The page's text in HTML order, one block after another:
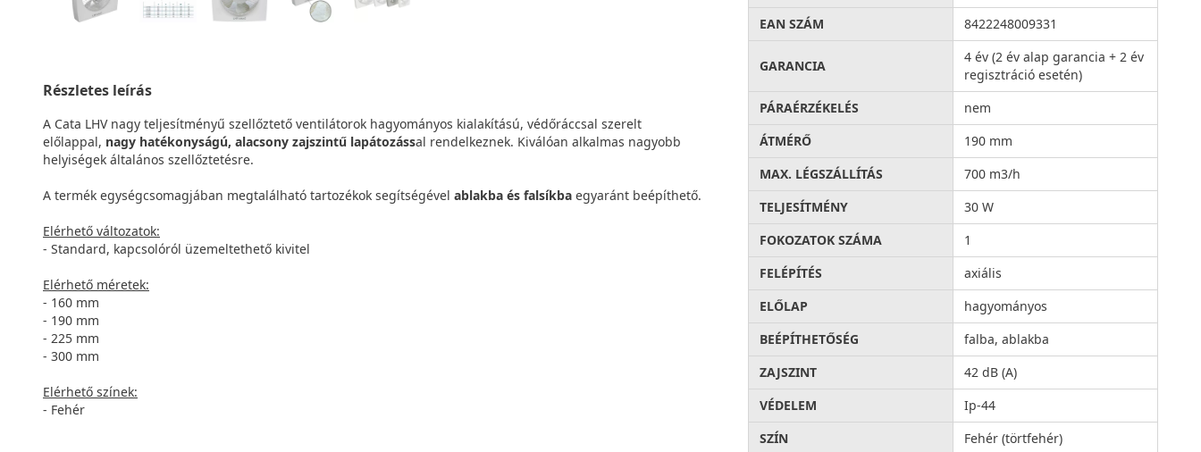
Részletes leírás
A Cata LHV nagy teljesítményű szellőztető ventilátorok hagyományos kialakítású, védőráccsal szerelt
előlappal, nagy hatékonyságú, alacsony zajszintű lapátozással rendelkeznek. Kiválóan alkalmas nagyobb
helyiségek általános szellőztetésre.
A termék egységcsomagjában megtalálható tartozékok segítségével ablakba és falsíkba egyaránt beépíthető.
Elérhető változatok:
- Standard, kapcsolóról üzemeltethető kivitel
Elérhető méretek:
- 160 mm
- 190 mm
- 225 mm
- 300 mm
Elérhető színek:
- Fehér
EAN SZÁM
8422248009331
GARANCIA
4 év (2 év alap garancia + 2 év
regisztráció esetén)
PÁRAÉRZÉKELÉS
nem
ÁTMÉRŐ
190 mm
MAX. LÉGSZÁLLÍTÁS
700 m3/h
TELJESÍTMÉNY
30 W
FOKOZATOK SZÁMA
1
FELÉPÍTÉS
axiális
ELŐLAP
hagyományos
BEÉPÍTHETŐSÉG
falba, ablakba
ZAJSZINT
42 dB (A)
VÉDELEM
Ip-44
SZÍN
Fehér (törtfehér)